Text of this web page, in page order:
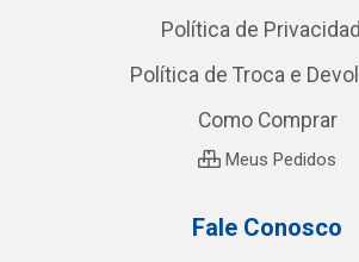
Política de
Política de Troca e
Como Comprar
Meus Pedidos
Fale Conosco